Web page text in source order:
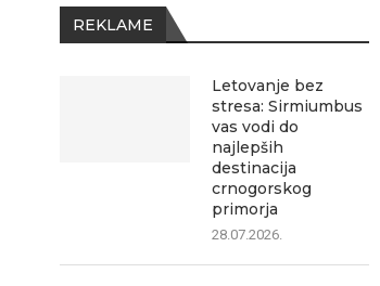
REKLAME
Letovanje bez
stresa: Sirmiumbus
vas vodi do
najlepših
destinacija
crnogorskog
primorja
28.07.2026.